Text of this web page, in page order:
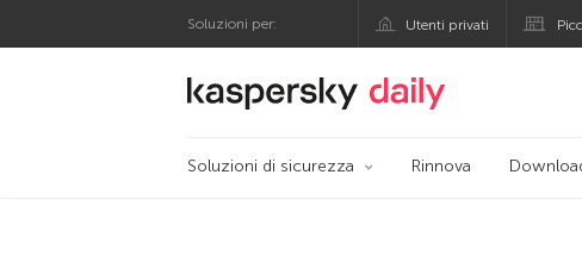
Soluzioni per: Utenti privati
Blog ufficiale di Kaspersky
Soluzioni di sicurezza Rinnova